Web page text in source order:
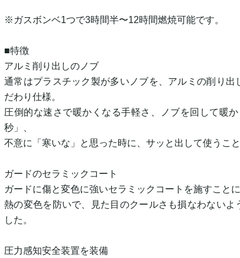
※ガスボンベ1つで3時間半〜12時間燃焼可能です。
■特徴
アルミ削り出しのノブ
通常はプラスチック製が多いノブを、アルミの削り出
だわり仕様。
圧倒的な速さで暖かくなる手軽さ、ノブを回して暖
秒」、
不意に「寒いな」と思った時に、サッと出して使うこと
ガードのセラミックコート
ガードに傷と変色に強いセラミックコートを施すことに
熱の変色を防いで、見た目のクールさも損なわないよ
した。
圧力感知安全装置を装備